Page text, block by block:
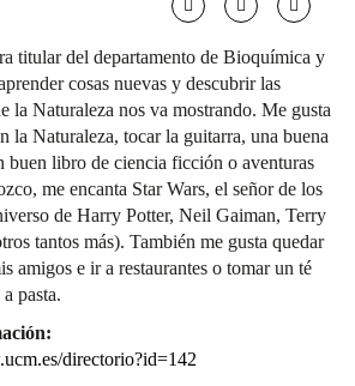
titular del departamento de Bioquímica y
cosas nuevas y descubrir las
la Naturaleza nos va mostrando. Me gusta
la Naturaleza, tocar la guitarra, una buena
buen libro de ciencia ficción o aventuras
me encanta Star Wars, el señor de los
de Harry Potter, Neil Gaiman, Terry
tantos más). También me gusta quedar
amigos e ir a restaurantes o tomar un té
pasta.
directorio?id=142